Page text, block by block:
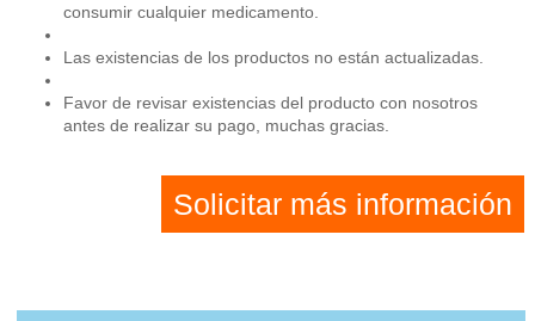
consumir cualquier medicamento.
Las existencias de los productos no están actualizadas.
Favor de revisar existencias del producto con nosotros
antes de realizar su pago, muchas gracias.
Solicitar más información